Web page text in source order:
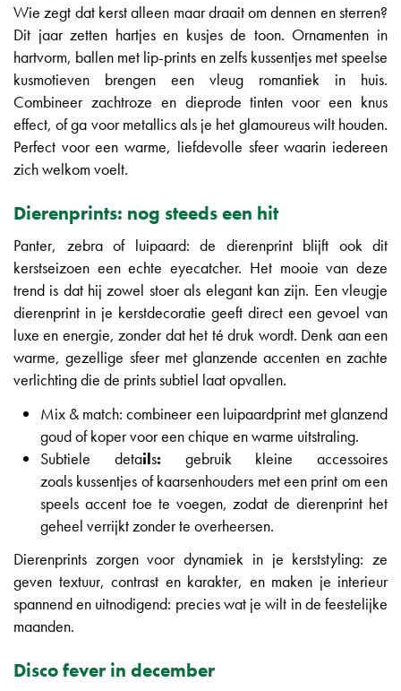
Wie zegt dat kerst alleen maar draait om dennen en sterren?
Dit jaar zetten hartjes en kusjes de toon. Ornamenten in
hartvorm, ballen met lip-prints en zelfs kussentjes met speelse
kusmotieven brengen een vleug romantiek in huis.
Combineer zachtroze en dieprode tinten voor een knus
effect, of ga voor metallics als je het glamoureus wilt houden.
Perfect voor een warme, liefdevolle sfeer waarin iedereen
zich welkom voelt.
Dierenprints: nog steeds een hit
Panter, zebra of luipaard: de dierenprint blijft ook dit
kerstseizoen een echte eyecatcher. Het mooie van deze
trend is dat hij zowel stoer als elegant kan zijn. Een vleugje
dierenprint in je kerstdecoratie geeft direct een gevoel van
luxe en energie, zonder dat het té druk wordt. Denk aan een
warme, gezellige sfeer met glanzende accenten en zachte
verlichting die de prints subtiel laat opvallen.
Mix & match: combineer een luipaardprint met glanzend
goud of koper voor een chique en warme uitstraling.
Subtiele details: gebruik kleine accessoires
zoals kussentjes of kaarsenhouders met een print om een
speels accent toe te voegen, zodat de dierenprint het
geheel verrijkt zonder te overheersen.
Dierenprints zorgen voor dynamiek in je kerststyling: ze
geven textuur, contrast en karakter, en maken je interieur
spannend en uitnodigend: precies wat je wilt in de feestelijke
maanden.
Disco fever in december